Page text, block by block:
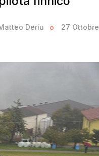
Deriu
27 Ottobre